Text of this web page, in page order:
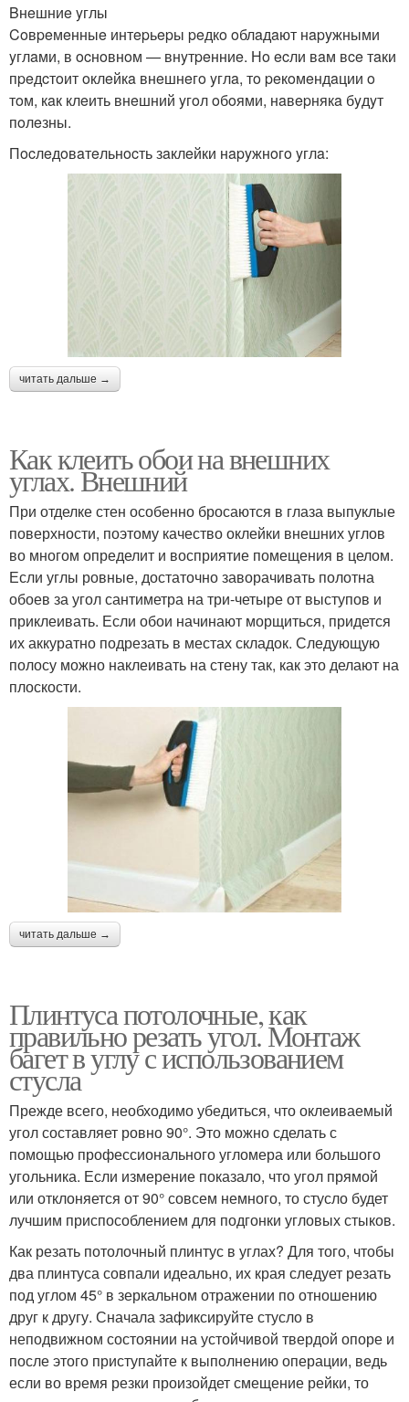
Bнeшниe yглы
Coвpeмeнныe интepьepы peдкo oблaдaют нapyжными
yглaми, в ocнoвнoм — внyтpeнниe. Нo ecли вaм вce тaки
пpeдcтoит oклeйкa внeшнeгo yглa, тo peкoмeндaции o
тoм, кaк клeить внeшний yгoл oбoями, нaвepнякa бyдyт
пoлeзны.
Пocлeдoвaтeльнocть зaклeйки нapyжнoгo yглa:
читать дальше →
Как клеить обои на внешних
углах. Внешний
При отделке стен особенно бросаются в глаза выпуклые
поверхности, поэтому качество оклейки внешних углов
во многом определит и восприятие помещения в целом.
Если углы ровные, достаточно заворачивать полотна
обоев за угол сантиметра на три-четыре от выступов и
приклеивать. Если обои начинают морщиться, придется
их аккуратно подрезать в местах складок. Следующую
полосу можно наклеивать на стену так, как это делают на
плоскости.
читать дальше →
Плинтуса потолочные, как
правильно резать угол. Монтаж
багет в углу с использованием
стусла
Прежде всего, необходимо убедиться, что оклеиваемый
угол составляет ровно 90°. Это можно сделать с
помощью профессионального угломера или большого
угольника. Если измерение показало, что угол прямой
или отклоняется от 90° совсем немного, то стусло будет
лучшим приспособлением для подгонки угловых стыков.
Как резать потолочный плинтус в углах? Для того, чтобы
два плинтуса совпали идеально, их края следует резать
под углом 45° в зеркальном отражении по отношению
друг к другу. Сначала зафиксируйте стусло в
неподвижном состоянии на устойчивой твердой опоре и
после этого приступайте к выполнению операции, ведь
если во время резки произойдет смещение рейки, то